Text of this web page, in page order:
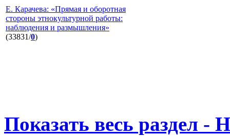
Е. Карачева: «Прямая и оборотная
стороны этнокультурной работы:
наблюдения и размышления»
(33831/0)
Показать весь раздел -